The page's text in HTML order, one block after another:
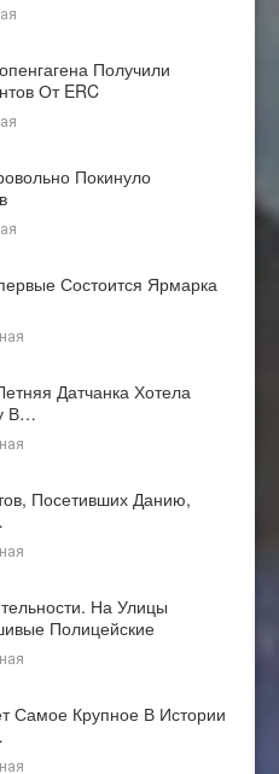
Получили
От ERC
Покинуло
Состоится Ярмарка
Датчанка Хотела
В…
Посетивших Данию,
На Улицы
Полицейские
Самое Крупное В Истории